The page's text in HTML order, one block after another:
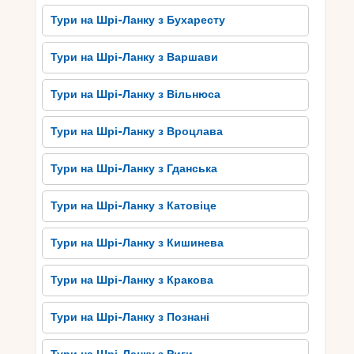
додають освіжаючий смак ізюминку вашим
стравам. Відчуйте аутентичну гастрономію
Матари і насолоджуйтесь неперевершеними
смаками Шрі-Ланки.
Як провести незабутню
подорож до Матари: корисні
поради
Якщо ви плануєте незабутню подорож до
Матари, Шрі-Ланка, корисно мати на увазі
декілька порад. По-перше, обов’язково
ознайомтесь з найвизначнішими пам’ятками
міста, які варто відвідати. Вони розповідають
про багатство культури та історії цього
мальовничого місця. Друге, не пропустіть
можливості насолодитися чаруючими пляжами
Матари. Їхнє природне багатство зачаровує і
залишає незабутні враження.
Тури на Шрі-Ланку з Бухаресту
Тури на Шрі-Ланку з Варшави
Тури на Шрі-Ланку з Вільнюса
Тури на Шрі-Ланку з Вроцлава
Тури на Шрі-Ланку з Гданська
Тури на Шрі-Ланку з Катовіце
Тури на Шрі-Ланку з Кишинева
Тури на Шрі-Ланку з Кракова
Тури на Шрі-Ланку з Познані